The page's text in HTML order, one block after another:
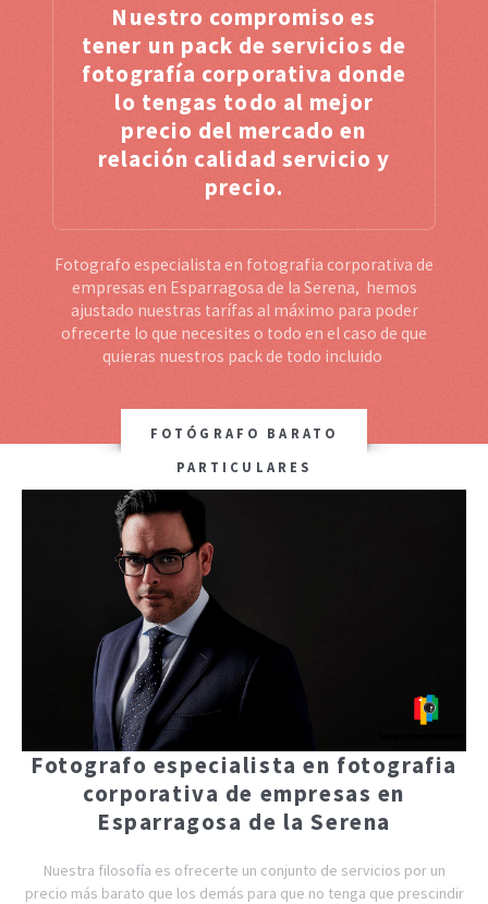
Nuestro compromiso es
tener un pack de servicios de
fotografía corporativa donde
lo tengas todo al mejor
precio del mercado en
relación calidad servicio y
precio.
Fotografo especialista en fotografia corporativa de
empresas en Esparragosa de la Serena, hemos
ajustado nuestras tarífas al máximo para poder
ofrecerte lo que necesites o todo en el caso de que
quieras nuestros pack de todo incluido
FOTÓGRAFO BARATO
PARTICULARES
Fotografo especialista en fotografia
corporativa de empresas en
Esparragosa de la Serena
Nuestra filosofía es ofrecerte un conjunto de servicios por un
precio más barato que los demás para que no tenga que prescindir